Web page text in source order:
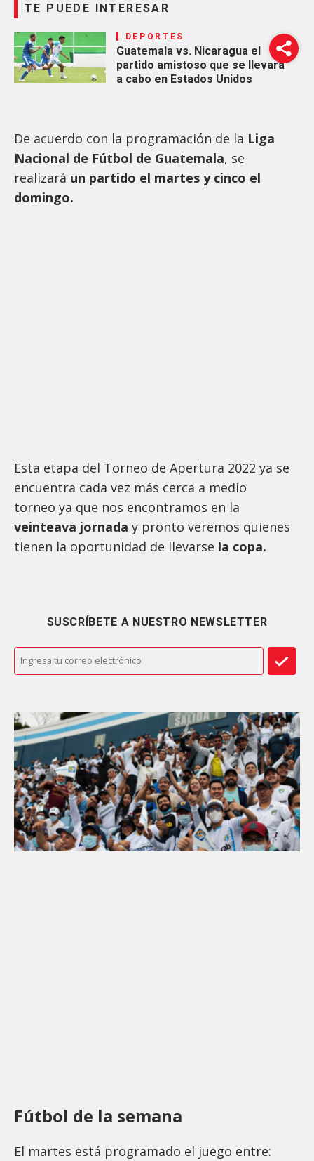
TE PUEDE INTERESAR
DEPORTES
Guatemala vs. Nicaragua el
partido amistoso que se llevará
a cabo en Estados Unidos
De acuerdo con la programación de la Liga
Nacional de Fútbol de Guatemala, se
realizará un partido el martes y cinco el
domingo.
Esta etapa del Torneo de Apertura 2022 ya se
encuentra cada vez más cerca a medio
torneo ya que nos encontramos en la
veinteava jornada y pronto veremos quienes
tienen la oportunidad de llevarse la copa.
SUSCRÍBETE A NUESTRO NEWSLETTER
Fútbol de la semana
El martes está programado el juego entre: